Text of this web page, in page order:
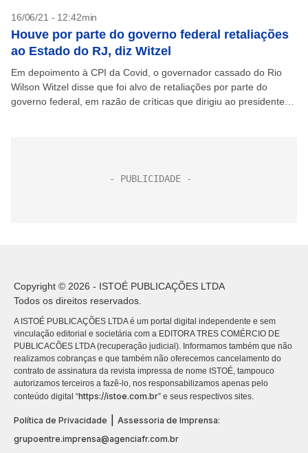
16/06/21 - 12:42min
Houve por parte do governo federal retaliações
ao Estado do RJ, diz Witzel
Em depoimento à CPI da Covid, o governador cassado do Rio
Wilson Witzel disse que foi alvo de retaliações por parte do
governo federal, em razão de críticas que dirigiu ao presidente
Copyright © 2026 - ISTOÉ PUBLICAÇÕES LTDA
Todos os direitos reservados.
A ISTOÉ PUBLICAÇÕES LTDA é um portal digital independente e sem
vinculação editorial e societária com a EDITORA TRES COMÉRCIO DE
PUBLICACÕES LTDA (recuperação judicial). Informamos também que não
realizamos cobranças e que também não oferecemos cancelamento do
contrato de assinatura da revista impressa de nome ISTOÉ, tampouco
autorizamos terceiros a fazê-lo, nos responsabilizamos apenas pelo
conteúdo digital “https://istoe.com.br” e seus respectivos sites.
Política de Privacidade
Assessoria de Imprensa:
grupoentre.imprensa@agenciafr.com.br